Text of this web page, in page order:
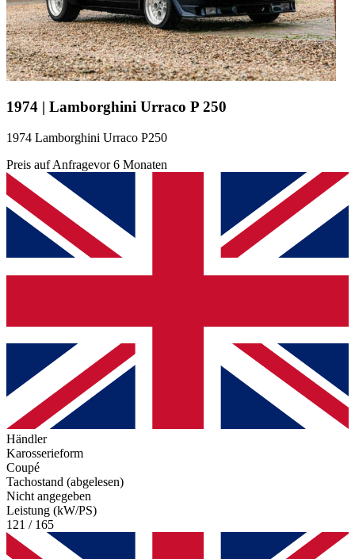
1974 | Lamborghini Urraco P 250
1974 Lamborghini Urraco P250
Preis auf Anfragevor 6 Monaten
Händler
Karosserieform
Coupé
Tachostand (abgelesen)
Nicht angegeben
Leistung (kW/PS)
121 / 165